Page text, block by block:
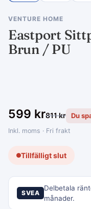
VENTURE HOME
Eastport
Brun / PU
599 kr811kr Du
Inkl. moms · Fri frakt
Tillfälligt slut
SVEA
Delbetala
månader.